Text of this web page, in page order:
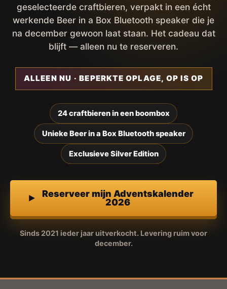
geselecteerde craftbieren, verpakt in een écht
werkende Beer in a Box Bluetooth speaker die je
na december gewoon laat staan. Het cadeau dat
blijft — alleen nu te reserveren.
ALLEEN NU · BEPERKTE OPLAGE, OP IS OP
24 craftbieren in een boombox
Unieke Beer in a Box Bluetooth speaker
Exclusieve Silver Edition
Reserveer mijn Adventskalender
2026
Sinds 2021 ieder jaar uitverkocht. Levering ruim voor
december.